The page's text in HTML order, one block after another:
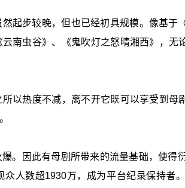
起步较晚，但也已经初具规模。像基于
南虫谷》、《鬼吹灯之怒晴湘西》，无
以热度不减，离不开它既可以享受到母
。因此有母剧所带来的流量基础，使得
众人数超1930万，成为平台纪录保持者